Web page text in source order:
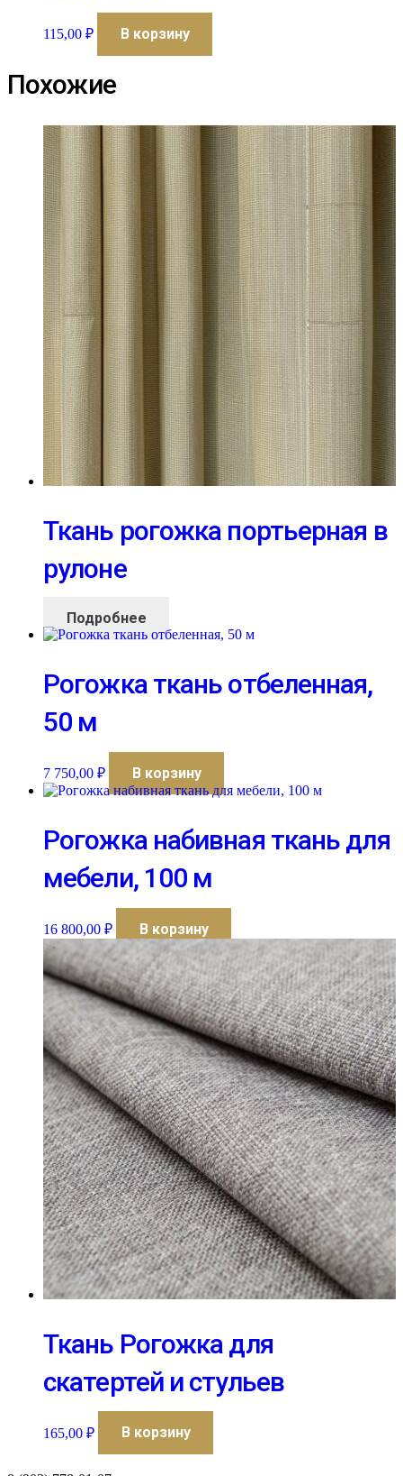
115,00 ₽ В корзину
Похожие
Ткань рогожка портьерная в
рулоне
Подробнее
Рогожка ткань отбеленная,
50 м
7 750,00 ₽ В корзину
Рогожка набивная ткань для
мебели, 100 м
16 800,00 ₽ В корзину
Ткань Рогожка для
скатертей и стульев
165,00 ₽ В корзину